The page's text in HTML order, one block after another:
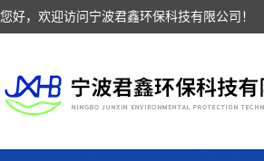
您好，欢迎访问宁波君鑫环保科技有限公司！